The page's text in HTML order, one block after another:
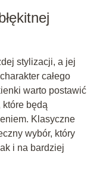
stylizacji, a jej
całego
warto postawić
będą
Klasyczne
wybór, który
i na bardziej